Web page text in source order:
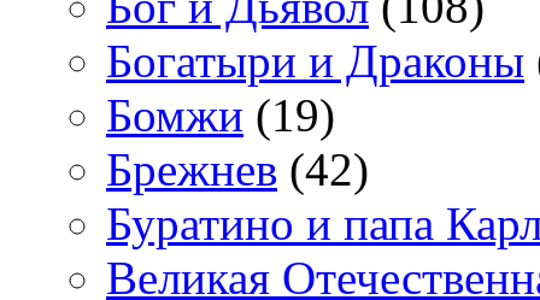
Богатыри и Драконы
Бомжи (19)
Брежнев (42)
Буратино и папа
Великая